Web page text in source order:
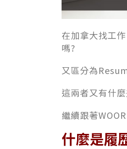
在加拿大找工
嗎?
又區分為
這兩者又有什
繼續跟著
什麼是履